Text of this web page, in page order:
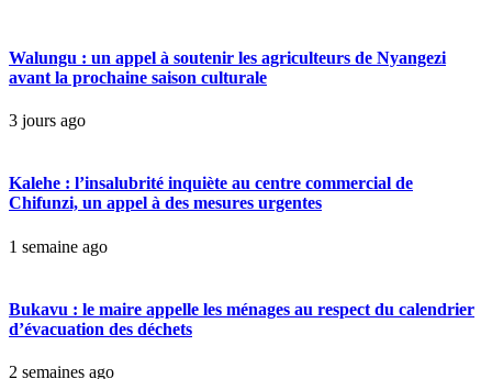
Walungu : un appel à soutenir les agriculteurs de Nyangezi
avant la prochaine saison culturale
3 jours ago
Kalehe : l’insalubrité inquiète au centre commercial de
Chifunzi, un appel à des mesures urgentes
1 semaine ago
Bukavu : le maire appelle les ménages au respect du calendrier
d’évacuation des déchets
2 semaines ago